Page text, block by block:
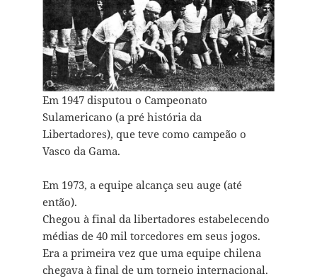
Em 1947 disputou o Campeonato
Sulamericano (a pré história da
Libertadores), que teve como campeão o
Vasco da Gama.
Em 1973, a equipe alcança seu auge (até
então).
Chegou à final da libertadores estabelecendo
médias de 40 mil torcedores em seus jogos.
Era a primeira vez que uma equipe chilena
chegava à final de um torneio internacional.